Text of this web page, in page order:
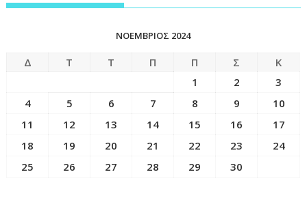
ΝΟΈΜΒΡΙΟΣ 2024
Δ Τ Τ Π Π Σ
Κ
1
2
3
4
5 6 7 8 9
10
11
12 13 14 15 16
17
18
19 20 21 22 23
24
25
26 27 28 29 30